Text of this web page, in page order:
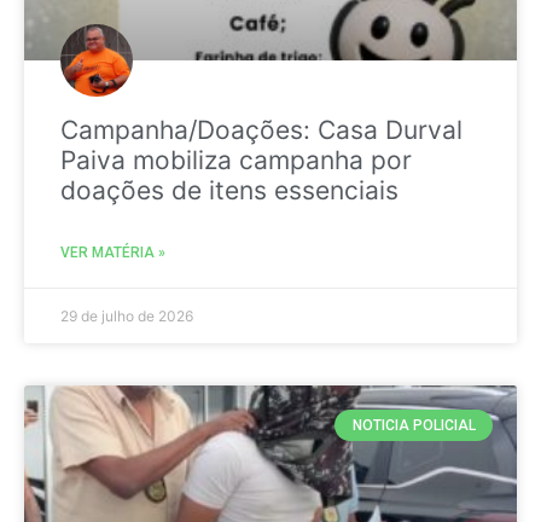
Campanha/Doações: Casa Durval
Paiva mobiliza campanha por
doações de itens essenciais
VER MATÉRIA »
29 de julho de 2026
NOTICIA POLICIAL